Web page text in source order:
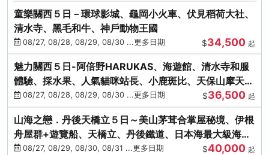
童樂關西５日－環球影城、龜岡小火車、伏見稻荷大社、
清水寺、黑毛和牛、神戶動物王國
08/27, 08/28, 08/29, 08/30 ...更多日期 $34,500 起
魅力關西５日-阿倍野HARUKAS、海遊館、清水寺和服
體驗、採水果、人氣貓咪站長、小鹿斑比、天保山摩天
輪、水上巴士
08/27, 08/28, 08/29, 08/30 ...更多日期 $36,500 起
山海之戀．丹後天橋立５日～美山茅茸合掌屋秘境、伊根
舟屋群+遊覽船、天橋立、丹後鐵道、日本海最大級海鮮
市場08/27, 08/29, 08/30, 08/31 ...更多日期 $40,000 起